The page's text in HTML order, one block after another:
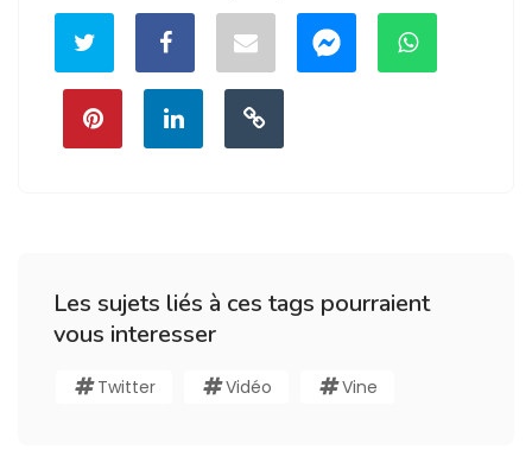
Les sujets liés à ces tags pourraient
vous interesser
Twitter Vidéo Vine